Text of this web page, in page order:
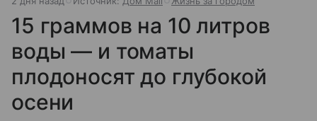
15 граммов на 10 литров
воды — и томаты
плодоносят до глубокой
осени